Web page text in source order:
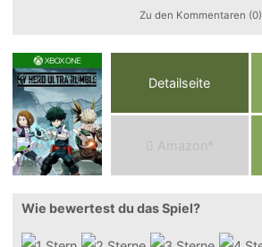
Zu den Kommentaren (0)
Detailseite
Ama o n*
Wie bewertest du das Spiel?